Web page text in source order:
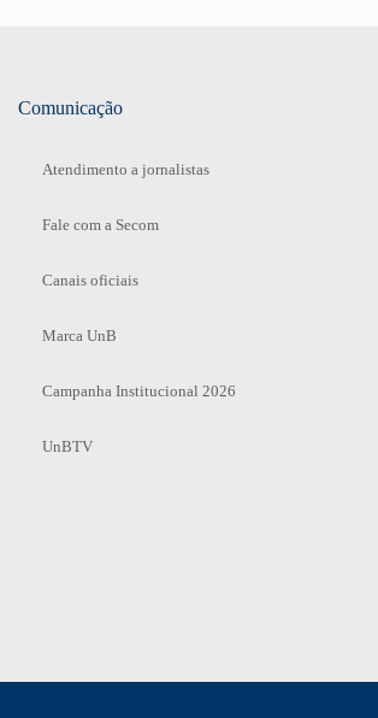
Comunicação
Atendimento a jornalistas
Fale com a Secom
Canais oficiais
Marca UnB
Campanha Institucional 2026
UnBTV